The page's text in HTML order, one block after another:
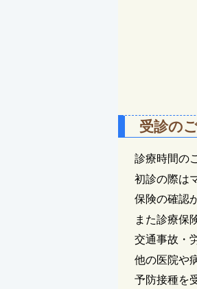
受診の
診療時間の
初診の際は
保険の確認
また診療保
交通事故・
他の医院や
予防接種を